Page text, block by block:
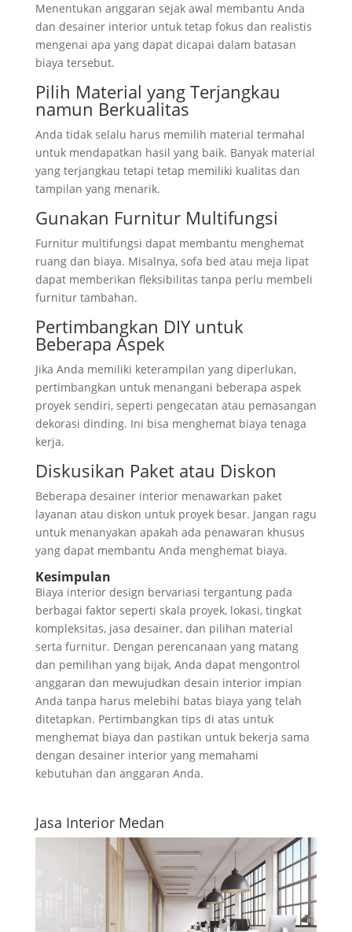
Menentukan anggaran sejak awal membantu Anda
dan desainer interior untuk tetap fokus dan realistis
mengenai apa yang dapat dicapai dalam batasan
biaya tersebut.
Pilih Material yang Terjangkau
namun Berkualitas
Anda tidak selalu harus memilih material termahal
untuk mendapatkan hasil yang baik. Banyak material
yang terjangkau tetapi tetap memiliki kualitas dan
tampilan yang menarik.
Gunakan Furnitur Multifungsi
Furnitur multifungsi dapat membantu menghemat
ruang dan biaya. Misalnya, sofa bed atau meja lipat
dapat memberikan fleksibilitas tanpa perlu membeli
furnitur tambahan.
Pertimbangkan DIY untuk
Beberapa Aspek
Jika Anda memiliki keterampilan yang diperlukan,
pertimbangkan untuk menangani beberapa aspek
proyek sendiri, seperti pengecatan atau pemasangan
dekorasi dinding. Ini bisa menghemat biaya tenaga
kerja.
Diskusikan Paket atau Diskon
Beberapa desainer interior menawarkan paket
layanan atau diskon untuk proyek besar. Jangan ragu
untuk menanyakan apakah ada penawaran khusus
yang dapat membantu Anda menghemat biaya.
Kesimpulan
Biaya interior design bervariasi tergantung pada
berbagai faktor seperti skala proyek, lokasi, tingkat
kompleksitas, jasa desainer, dan pilihan material
serta furnitur. Dengan perencanaan yang matang
dan pemilihan yang bijak, Anda dapat mengontrol
anggaran dan mewujudkan desain interior impian
Anda tanpa harus melebihi batas biaya yang telah
ditetapkan. Pertimbangkan tips di atas untuk
menghemat biaya dan pastikan untuk bekerja sama
dengan desainer interior yang memahami
kebutuhan dan anggaran Anda.
Jasa Interior Medan